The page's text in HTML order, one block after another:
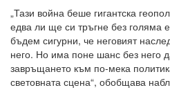
„Тази война беше гигантска
едва ли ще си тръгне без голяма
бъдем сигурни, че неговият
него. Но има поне шанс без него
завръщането към по-мека
световната сцена“, обобщава